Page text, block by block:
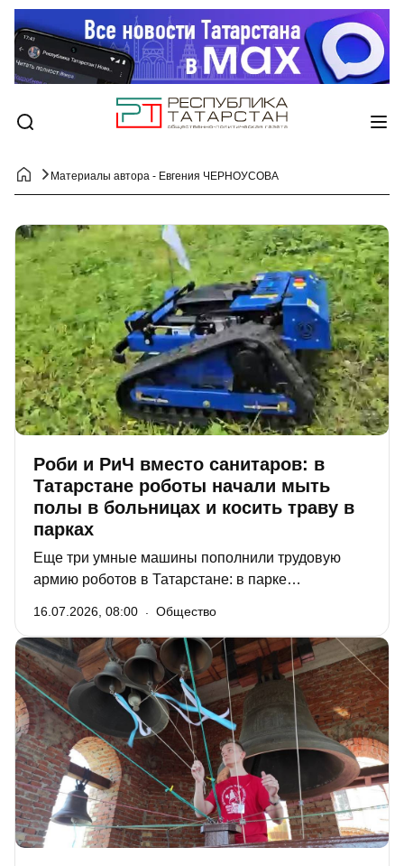
Материалы автора - Евгения ЧЕРНОУСОВА
Роби и РиЧ вместо санитаров: в
Татарстане роботы начали мыть
полы в больницах и косить траву в
парках
Еще три умные машины пополнили трудовую
армию роботов в Татарстане: в парке
в больнице Набережных Челнов моют полы два
робота, которых персонал настолько полюбил,
что даже дал им имена.
16.07.2026, 08:00 Общество